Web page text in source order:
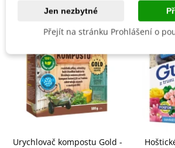
Urychlovač kompostu Gold -
Jen nezbytné
Přejít na stránku Prohlášení o